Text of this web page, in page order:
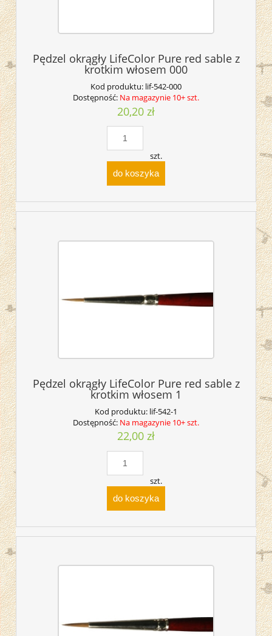
Pędzel okrągły LifeColor Pure red sable z
krotkim włosem 000
Kod produktu: lif-542-000
Dostępność: Na magazynie 10+ szt.
20,20 zł
szt.
do koszyka
Pędzel okrągły LifeColor Pure red sable z
krotkim włosem 1
Kod produktu: lif-542-1
Dostępność: Na magazynie 10+ szt.
22,00 zł
szt.
do koszyka